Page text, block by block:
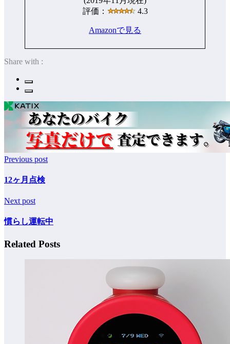
評価：
4.3
Amazonで見る
Share with :
Previous post
12ヶ月点検
Next post
慣らし運転中
Related Posts